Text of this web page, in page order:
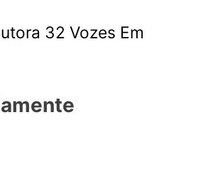
32 Vozes Em